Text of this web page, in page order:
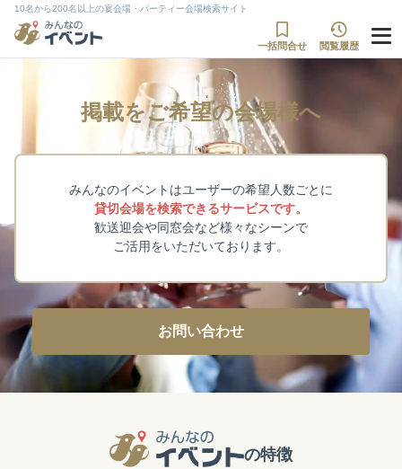
10名から200名以上の宴会場・パーティー会場検索サイト
一括問合せ 閲覧履歴
掲載をご希望の会場様へ
みんなのイベントはユーザーの希望人数ごとに
貸切会場を検索できるサービスです。
歓送迎会や同窓会など様々なシーンで
ご活用をいただいております。
お問い合わせ
の特徴